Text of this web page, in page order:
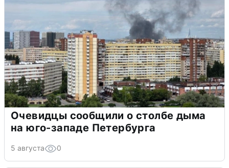
Очевидцы сообщили о столбе дыма
на юго-западе Петербурга
5 августа 0